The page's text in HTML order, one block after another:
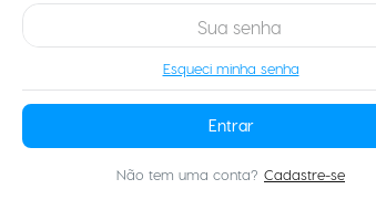
Esqueci minha senha
Entrar